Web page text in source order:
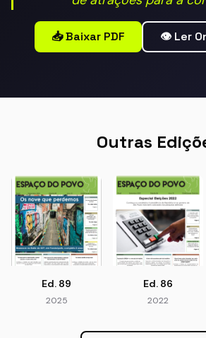
📥 Baixar PDF 👁️ Ler
Outras
Ed. 89
2025
Ed. 86
2022